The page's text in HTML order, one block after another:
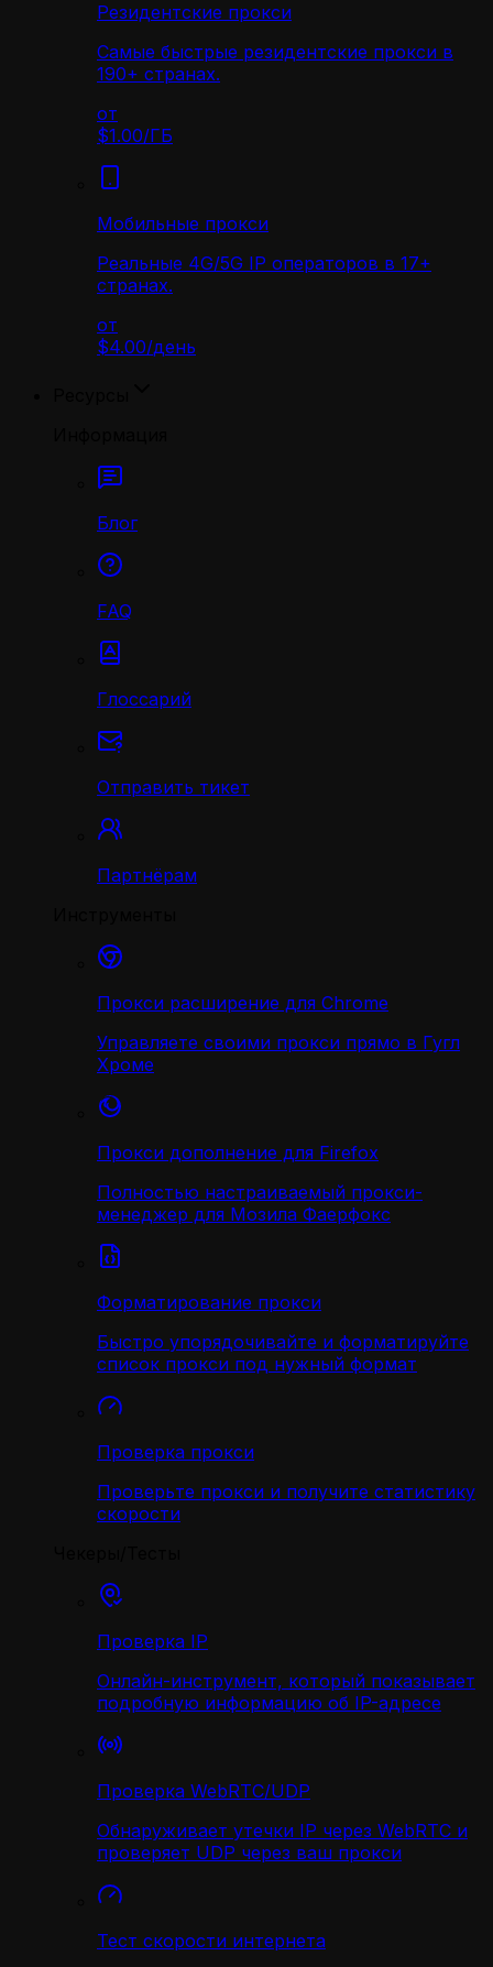
Резидентские прокси
Самые быстрые резидентские прокси в
190+ странах.
от
$1.00/ГБ
Мобильные прокси
Реальные 4G/5G IP операторов в 17+
странах.
от
$4.00/день
Блог
FAQ
Глоссарий
Отправить тикет
Партнёрам
Прокси расширение для Chrome
Управляете своими прокси прямо в Гугл
Хроме
Прокси дополнение для Firefox
Полностью настраиваемый прокси-
менеджер для Мозила Фаерфокс
Форматирование прокси
Быстро упорядочивайте и форматируйте
список прокси под нужный формат
Проверка прокси
Проверьте прокси и получите статистику
скорости
Проверка IP
Онлайн-инструмент, который показывает
подробную информацию об IP-адресе
Проверка WebRTC/UDP
Обнаруживает утечки IP через WebRTC и
проверяет UDP через ваш прокси
Тест скорости интернета